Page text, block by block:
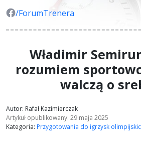
/ForumTrenera
Władimir
rozumiem
walczą o
Autor: Rafał Kazimierczak
Artykuł opublikowany: 29 maja 2025
Kategoria: Przygotowania do igrzysk